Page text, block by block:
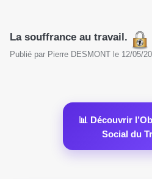
La souffrance au travail.
Publié par Pierre DESMONT le 12/05/
📊 Découvrir
Social du